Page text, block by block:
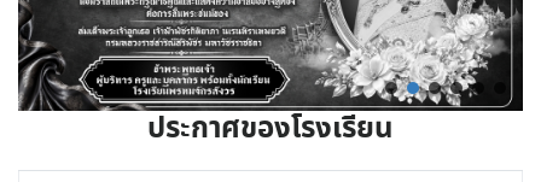
ประกาศของโรงเรียน